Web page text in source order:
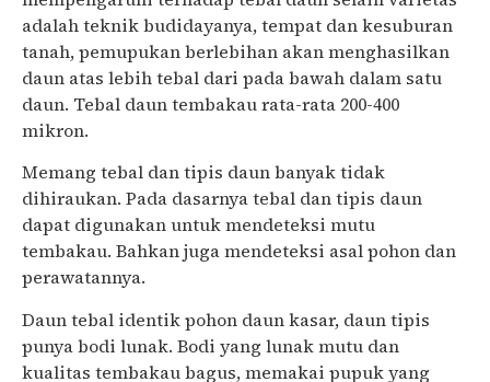
adalah teknik budidayanya, tempat dan kesuburan
tanah, pemupukan berlebihan akan menghasilkan
daun atas lebih tebal dari pada bawah dalam satu
daun. Tebal daun tembakau rata-rata 200-400
mikron.
Memang tebal dan tipis daun banyak tidak
dihiraukan. Pada dasarnya tebal dan tipis daun
dapat digunakan untuk mendeteksi mutu
tembakau. Bahkan juga mendeteksi asal pohon dan
perawatannya.
Daun tebal identik pohon daun kasar, daun tipis
punya bodi lunak. Bodi yang lunak mutu dan
kualitas tembakau bagus, memakai pupuk yang